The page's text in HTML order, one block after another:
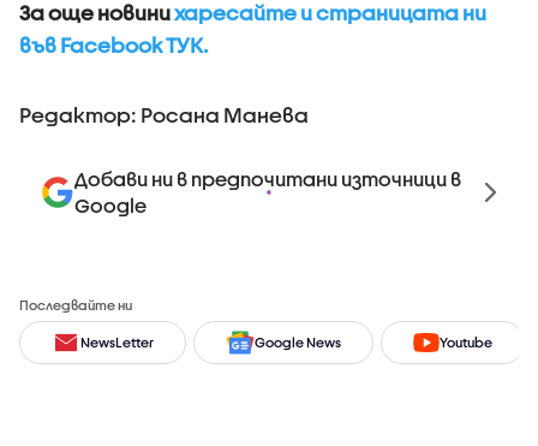
За още новинихаресайте и страницата ни
във Facebook ТУК.
Редактор: Росана Манева
Добави ни в предпочитани източници в
Google
Последвайте ни
NewsLetter Google News Youtube